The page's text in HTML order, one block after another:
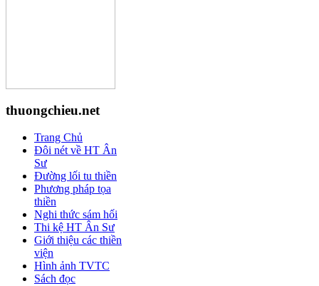
thuongchieu.net
Trang Chủ
Đôi nét về HT Ân
Sư
Đường lối tu thiền
Phương pháp tọa
thiền
Nghi thức sám hối
Thi kệ HT Ân Sư
Giới thiệu các thiền
viện
Hình ảnh TVTC
Sách đọc